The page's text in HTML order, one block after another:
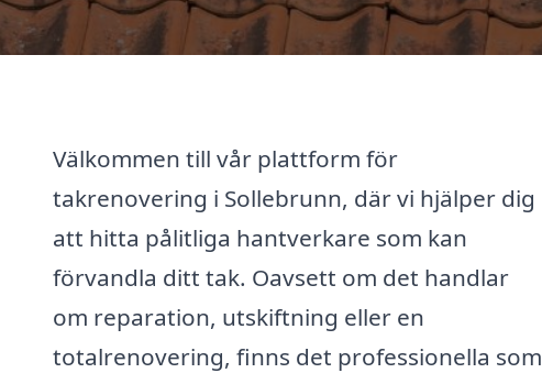
Välkommen till vår plattform för
takrenovering i Sollebrunn, där vi hjälper dig
att hitta pålitliga hantverkare som kan
förvandla ditt tak. Oavsett om det handlar
om reparation, utskiftning eller en
totalrenovering, finns det professionella som